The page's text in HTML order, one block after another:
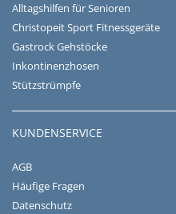
Alltagshilfen für Senioren
Christopeit Sport Fitnessgeräte
Gastrock Gehstöcke
Inkontinenzhosen
Stützstrümpfe
KUNDENSERVICE
AGB
Häufige Fragen
Datenschutz